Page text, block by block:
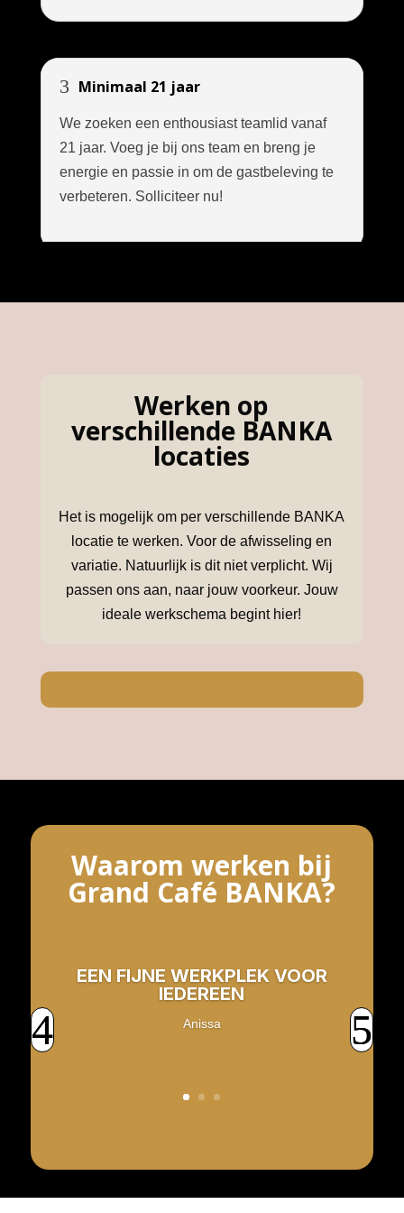
3 Minimaal 21 jaar
We zoeken een enthousiast teamlid vanaf
21 jaar. Voeg je bij ons team en breng je
energie en passie in om de gastbeleving te
verbeteren. Solliciteer nu!
Werken op
verschillende BANKA
locaties
Het is mogelijk om per verschillende BANKA
locatie te werken. Voor de afwisseling en
variatie. Natuurlijk is dit niet verplicht. Wij
passen ons aan, naar jouw voorkeur. Jouw
ideale werkschema begint hier!
Waarom werken bij
Grand Café BANKA?
EEN FIJNE WERKPLEK VOOR
IEDEREEN
Anissa